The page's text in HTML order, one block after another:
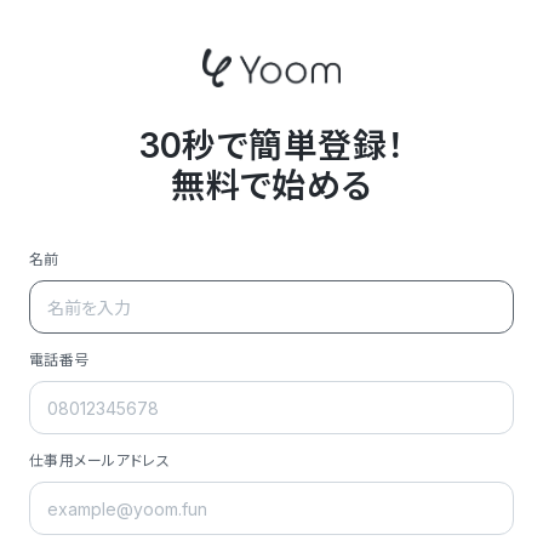
30秒で簡単登録！
無料で始める
名前
電話番号
仕事用メールアドレス